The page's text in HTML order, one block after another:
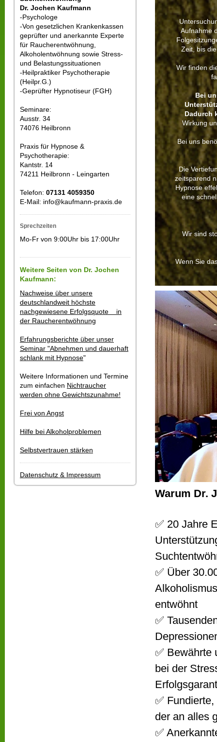
Dr. Jochen Kaufmann
-Psychologe
-Von gesetzlichen Krankenkassen
geprüfter und anerkannte Experte
für Raucherentwöhnung,
Alkoholentwöhnung sowie Stress-
und Belastungssituationen
-Heilpraktiker Psychotherapie
(Heilpr.G.)
-Geprüfter Hypnotiseur (FGH)
Seminare:
Ausstr. 34
74076 Heilbronn
Praxis für Hypnose &
Psychotherapie:
Kantstr. 14
74211 Heilbronn - Leingarten
Telefon: 07131 4059350
E-Mail: info@kaufmann-praxis.de
Sprechzeiten
Mo-Fr von 9:00Uhr bis 17:00Uhr
Weitere Seiten von Dr. Jochen
Kaufmann:
Nachweise über unsere
deutschlandweit höchste
nachgewiesene Erfolgsquote in
der Raucherentwöhnung
Erfahrungsberichte über unser
Seminar "Abnehmen und dauerhaft
schlank mit Hypnose"
Weitere Informationen und Termine
zum einfachen Nichtraucher
werden ohne Gewichtszunahme!
Frei von Angst
Hilfe bei Alkoholproblemen
Selbstvertrauen stärken
Datenschutz & Impressum
Aufnahme
Zeit, bis
Wir finden
Bei
Dadurch
Wirkung
Bei uns
Die
zeitsparend
Hypnose
eine
Wir sind
Wenn Sie
Warum Dr.
✅ 20 Jahre
✅ Über
entwöhnt
✅
✅ Bewährte
bei der
✅
der an alles
✅